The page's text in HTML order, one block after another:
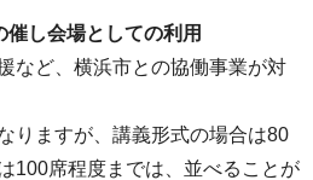
し会場としての利用
など、横浜市との協働事業が対
りますが、講義形式の場合は80
100席程度までは、並べることが